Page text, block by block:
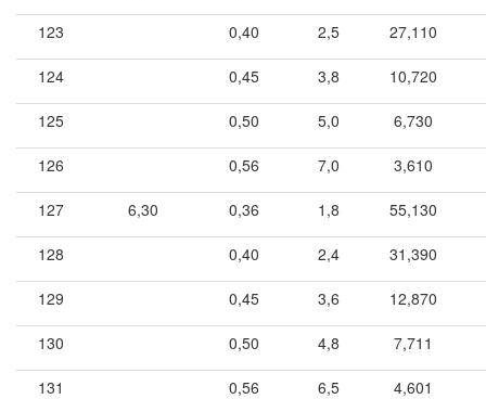
123 0,40 2,5 27,110
124 0,45 3,8 10,720
125 0,50 5,0 6,730
126 0,56 7,0 3,610
127 6,30 0,36 1,8 55,130
128 0,40 2,4 31,390
129 0,45 3,6 12,870
130 0,50 4,8 7,711
131 0,56 6,5 4,601